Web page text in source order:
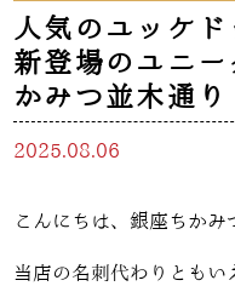
人気のユッケ
新登場のユニ
かみつ並木通り
2025.08.06
こんにちは、銀座ちかみ
当店の名刺代わりとも